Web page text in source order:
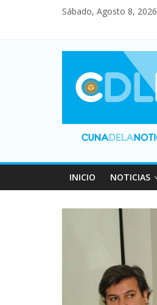
Sábado, Agosto 8, 2026
INICIO NOTICIAS